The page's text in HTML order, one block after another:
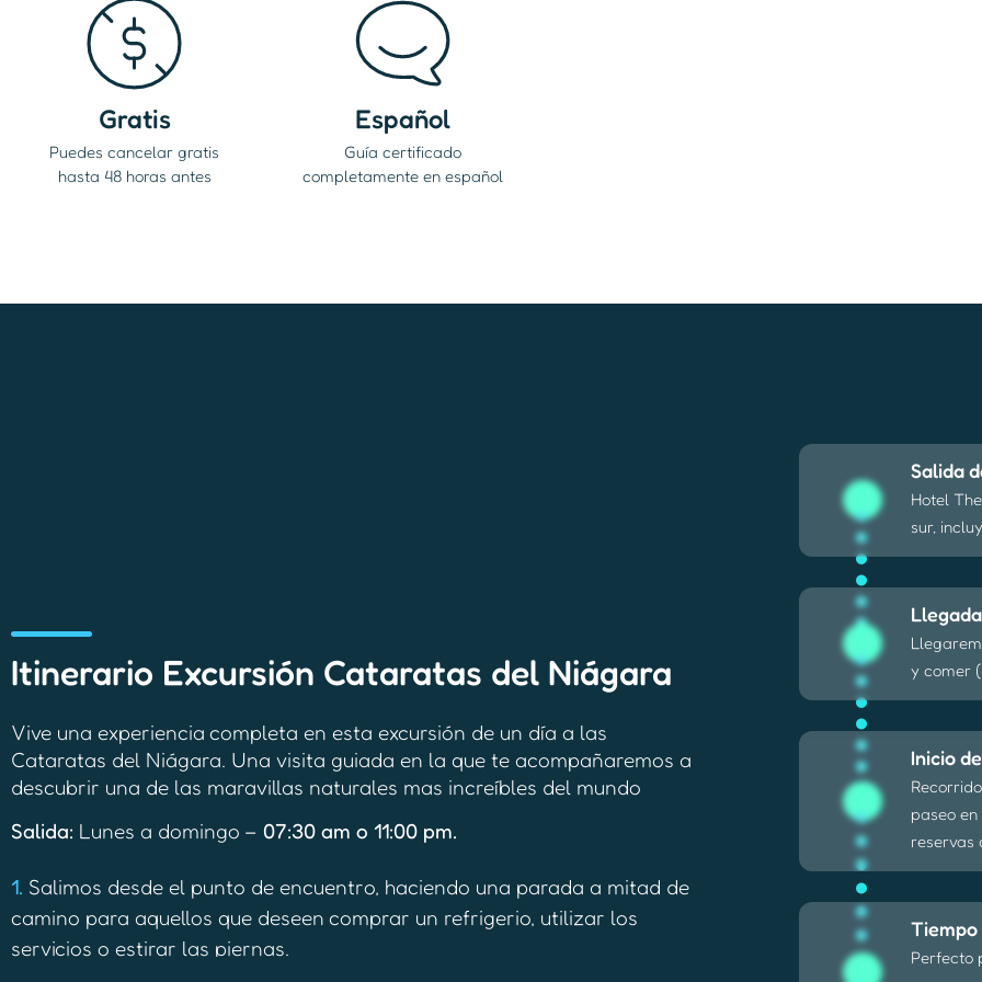
Gratis
Puedes cancelar gratis
hasta 48 horas antes
Español
Guía certificado
completamente en español
Itinerario Excursión Cataratas del Niágara
Vive una experiencia completa en esta excursión de un día a las
Cataratas del Niágara. Una visita guiada en la que te acompañaremos a
descubrir una de las maravillas naturales mas increíbles del mundo
Salida: Lunes a domingo – 07:30 am o 11:00 pm.
1. Salimos desde el punto de encuentro, haciendo una parada a mitad de
camino para aquellos que deseen comprar un refrigerio, utilizar los
servicios o estirar las piernas.
Salida
Hotel
sur,
y comer
Inicio
paseo
reservas
Tiempo
Perfecto